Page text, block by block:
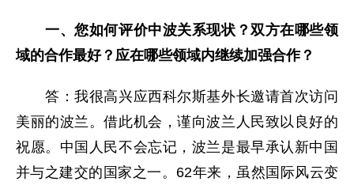
一、您如何评价中波关系现状？双方在哪些领
域的合作最好？应在哪些领域内继续加强合作？
答：我很高兴应西科尔斯基外长邀请首次访问
美丽的波兰。借此机会，谨向波兰人民致以良好的
祝愿。中国人民不会忘记，波兰是最早承认新中国
并与之建交的国家之一。62年来，虽然国际风云变